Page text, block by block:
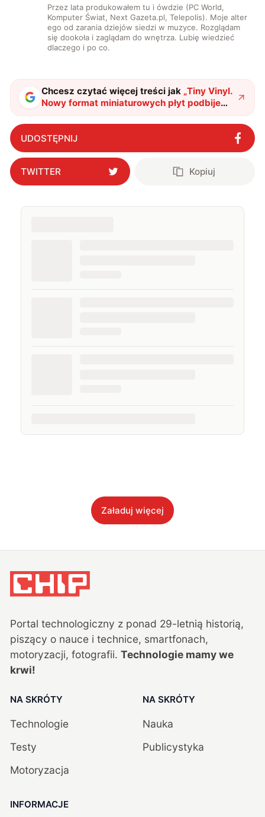
Przez lata produkowałem tu i ówdzie (PC World,
Komputer Świat, Next Gazeta.pl, Telepolis). Moje alter
ego od zarania dziejów siedzi w muzyce. Rozglądam
się dookoła i zaglądam do wnętrza. Lubię wiedzieć
dlaczego i po co.
Chcesz czytać więcej treści jak „Tiny Vinyl.
Nowy format miniaturowych płyt podbije
rynek zdominowany przez cyfrę?"?
UDOSTĘPNIJ
TWITTER Kopiuj
Załaduj więcej
Portal technologiczny z ponad 29-letnią historią,
piszący o nauce i technice, smartfonach,
motoryzacji, fotografii. Technologie mamy we
krwi!
NA SKRÓTY
Technologie
Testy
Motoryzacja
NA SKRÓTY
Nauka
Publicystyka
INFORMACJE